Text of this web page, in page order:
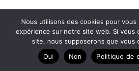
Copyright © 2026 Vélo
A propos
Contact
Nous utilisons des cookies pour vous
expérience sur notre site web. Si vous
site, nous supposerons que vous
Oui
Non Politique de